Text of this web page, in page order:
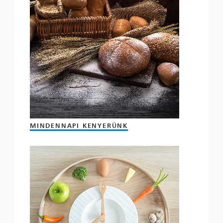
MINDENNAPI KENYERÜNK